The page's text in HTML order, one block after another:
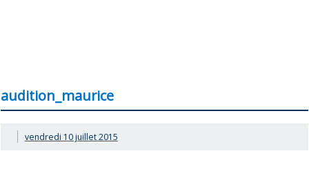
audition_maurice
vendredi 10 juillet 2015